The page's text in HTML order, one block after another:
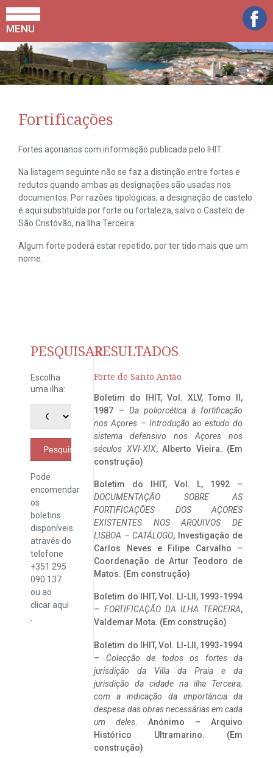
MENU
Fortificações
Fortes açorianos com informação publicada pelo IHIT.
Na listagem seguinte não se faz a distinção entre fortes e
redutos quando ambas as designações são usadas nos
documentos. Por razões tipológicas, a designação de castelo
é aqui substituída por forte ou fortaleza, salvo o Castelo de
São Cristóvão, na Ilha Terceira.
Algum forte poderá estar repetido, por ter tido mais que um
nome.
PESQUISAR
Escolha
uma ilha:
Pesquisar
Pode
encomendar
os
boletins
disponíveis
através do
telefone
+351 295
090 137
ou ao
clicaraqui
RESULTADOS
Forte de Santo Antão
Boletim do IHIT, Vol. XLV, Tomo II,
1987 – Da poliorcética à fortificação
nos Açores – Introdução ao estudo do
sistema defensivo nos Açores nos
séculos XVI-XIX, Alberto Vieira. (Em
construção)
Boletim do IHIT, Vol. L, 1992 –
DOCUMENTAÇÃO SOBRE AS
FORTIFICAÇÕES DOS AÇORES
EXISTENTES NOS ARQUIVOS DE
LISBOA – CATÁLOGO, Investigação de
Carlos Neves e Filipe Carvalho –
Coordenação de Artur Teodoro de
Matos. (Em construção)
Boletim do IHIT, Vol. LI-LII, 1993-1994
– FORTIFICAÇÃO DA ILHA TERCEIRA,
Valdemar Mota. (Em construção)
Boletim do IHIT, Vol. LI-LII, 1993-1994
– Colecção de todos os fortes da
jurisdição da Villa da Praia e da
jurisdição da cidade na ilha Terceira,
com a indicação da importância da
despesa das obras necessárias em cada
um deles. Anónimo – Arquivo
Histórico Ultramarino. (Em
construção)